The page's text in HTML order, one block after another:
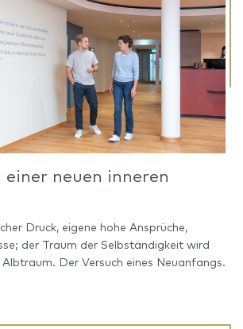
einer neuen inneren
Druck, eigene hohe Ansprüche,
der Traum der Selbständigkeit wird
Der Versuch eines Neuanfangs.